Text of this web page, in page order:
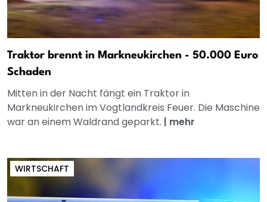
Traktor brennt in Markneukirchen - 50.000 Euro
Schaden
Mitten in der Nacht fängt ein Traktor in
Markneukirchen im Vogtlandkreis Feuer. Die Maschine
war an einem Waldrand geparkt. | mehr
WIRTSCHAFT